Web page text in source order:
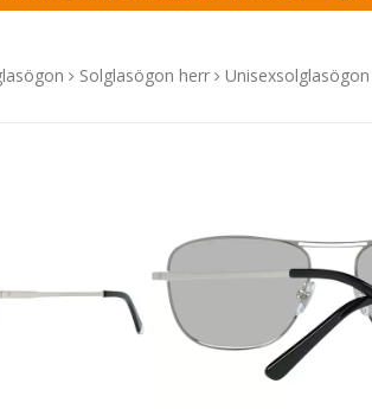
Solglasögon herr